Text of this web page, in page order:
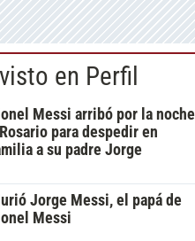
en Perfil
Messi arribó por la noche
para despedir en
a su padre Jorge
Jorge Messi, el papá de
Messi